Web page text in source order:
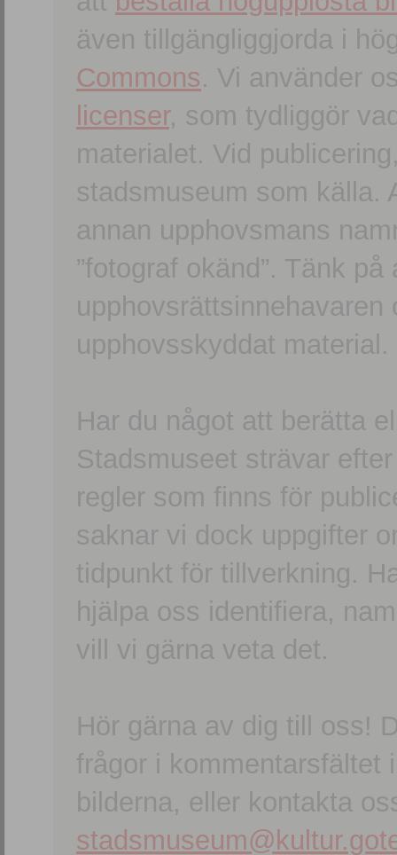
även tillgängliggjorda i
Commons. Vi använder
licenser, som tydliggör
materialet. Vid
stadsmuseum som källa.
annan upphovsmans
”fotograf okänd”. Tänk
upphovsskyddat material.
Har du något att berätta
Stadsmuseet strävar
regler som finns för
saknar vi dock uppgifter
tidpunkt för tillverkning.
hjälpa oss identifiera,
vill vi gärna veta det.
Hör gärna av dig till oss!
frågor i kommentarsfältet
bilderna, eller kontakta